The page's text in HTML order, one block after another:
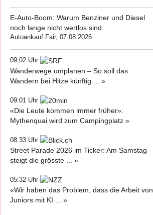
E-Auto-Boom: Warum Benziner und Diesel
noch lange nicht wertlos sind
Autoankauf Fair, 07.08.2026
09:02 Uhr
Wanderwege umplanen – So soll das
Wandern bei Hitze künftig ... »
09:01 Uhr
«Die Leute kommen immer früher»:
Mythenquai wird zum Campingplatz »
08:33 Uhr
Street Parade 2026 im Ticker: Am Samstag
steigt die grösste ... »
05:32 Uhr
«Wir haben das Problem, dass die Arbeit von
Juniors mit KI ... »